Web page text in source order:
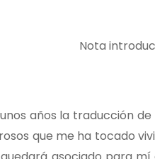
Nota
años la traducción
que me ha tocado